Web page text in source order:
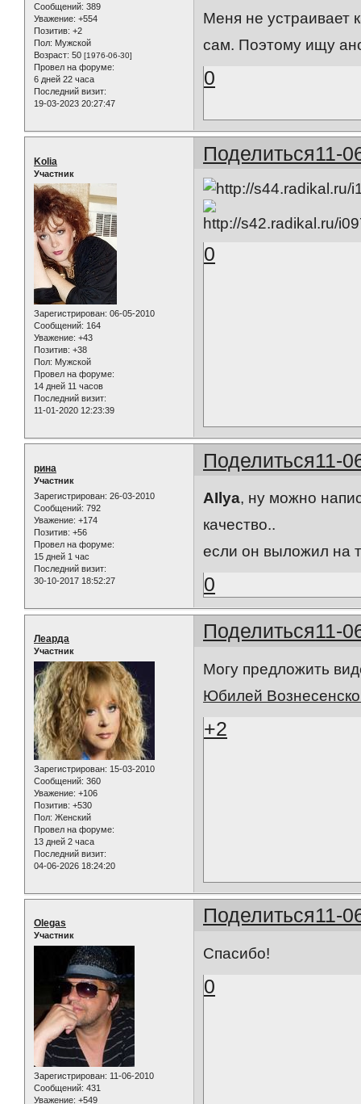
Сообщений: 389
Уважение: +554
Позитив: +2
Пол: Мужской
Возраст: 50 [1976-06-30]
Провел на форуме:
6 дней 22 часа
Последний визит:
19-03-2023 20:27:47
Меня не устраивает
сам. Поэтому ищу
0
Поделиться11-
Kolia
Участник
Зарегистрирован: 06-05-2010
Сообщений: 164
Уважение: +43
Позитив: +38
Пол: Мужской
Провел на форуме:
14 дней 11 часов
Последний визит:
11-01-2020 12:23:39
0
Поделиться11-
рина
Участник
Зарегистрирован: 26-03-2010
Сообщений: 792
Уважение: +174
Позитив: +56
Провел на форуме:
15 дней 1 час
Последний визит:
30-10-2017 18:52:27
AIlya, ну можно
качество..
если он выложил на
0
Поделиться11-
Леарда
Участник
Зарегистрирован: 15-03-2010
Сообщений: 360
Уважение: +106
Позитив: +530
Пол: Женский
Провел на форуме:
13 дней 2 часа
Последний визит:
04-06-2026 18:24:20
Могу предложить
Юбилей
+2
Поделиться11-
Olegas
Участник
Зарегистрирован: 11-06-2010
Сообщений: 431
Уважение: +549
Спасибо!
0